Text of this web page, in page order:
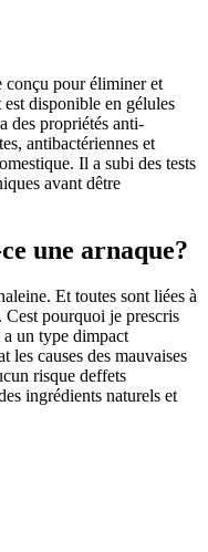
conçu pour éliminer et
disponible en gélules
des propriétés anti-
antibactériennes et
Il a subi des tests
avant dêtre
une arnaque?
Et toutes sont liées à
Cest pourquoi je prescris
un type dimpact
les causes des mauvaises
risque deffets
ingrédients naturels et